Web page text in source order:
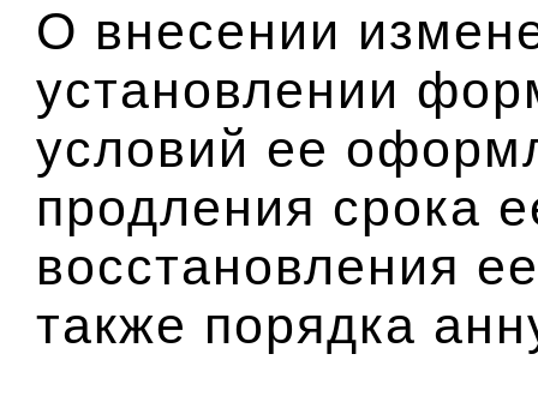
О внесении
установлении
условий ее
продления срока
восстановления
также порядка